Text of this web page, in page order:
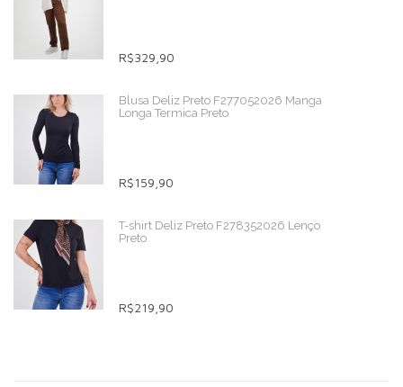
R$329,90
Blusa Deliz Preto F277052026 Manga
Longa Termica Preto
R$159,90
T-shirt Deliz Preto F278352026 Lenço
Preto
R$219,90